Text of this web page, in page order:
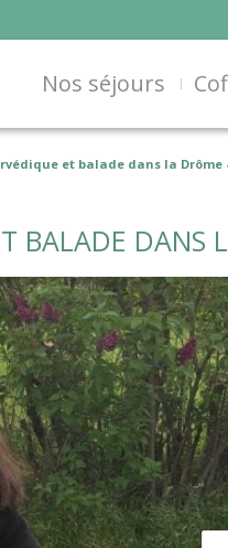
Nos séjours
et balade dans la Drôme
BALADE DANS